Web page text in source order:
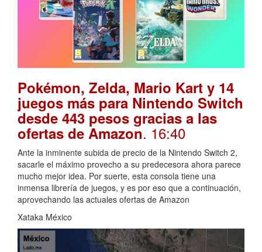
Pokémon, Zelda, Mario Kart y 14
juegos más para Nintendo Switch
desde 443 pesos gracias a las
ofertas de Amazon. 16:40
Ante la inminente subida de precio de la Nintendo Switch 2,
sacarle el máximo provecho a su predecesora ahora parece
mucho mejor idea. Por suerte, esta consola tiene una
inmensa librería de juegos, y es por eso que a continuación,
aprovechando las actuales ofertas de Amazon
Xataka México